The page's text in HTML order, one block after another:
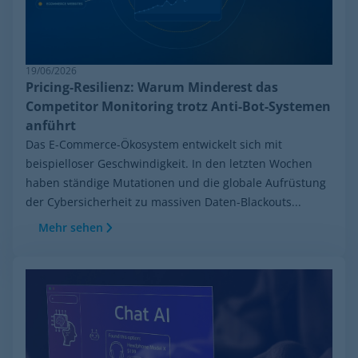
19/06/2026
Pricing-Resilienz: Warum Minderest das
Competitor Monitoring trotz Anti-Bot-Systemen
anführt
Das E-Commerce-Ökosystem entwickelt sich mit
beispielloser Geschwindigkeit. In den letzten Wochen
haben ständige Mutationen und die globale Aufrüstung
der Cybersicherheit zu massiven Daten-Blackouts...
Mehr sehen